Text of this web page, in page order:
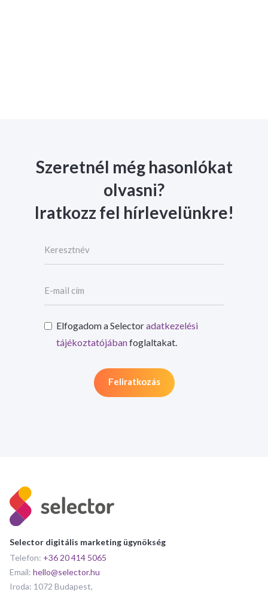
Szeretnél még hasonlókat
olvasni?
Iratkozz fel hírlevelünkre!
Elfogadom a Selectoradatkezelési
tájékoztatójábanfoglaltakat.
Selector digitális marketing ügynökség
Telefon: +36 20 414 5065
Email: hello@selector.hu
Iroda: 1072 Budapest,